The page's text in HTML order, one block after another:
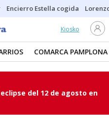
Encierro Estella cogida
Kiosko
COMARCA PAMPLONA
del 12 de agosto en